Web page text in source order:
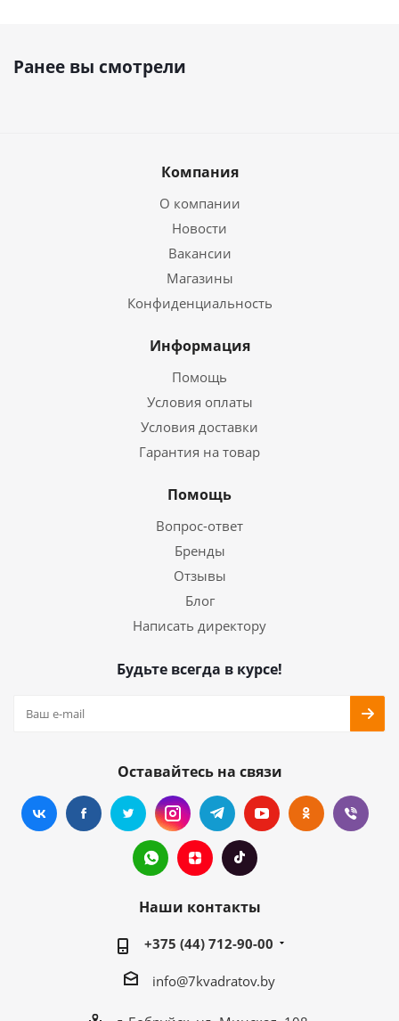
Ранее вы смотрели
Компания
О компании
Новости
Вакансии
Магазины
Конфиденциальность
Информация
Помощь
Условия оплаты
Условия доставки
Гарантия на товар
Помощь
Вопрос-ответ
Бренды
Отзывы
Блог
Написать директору
Будьте всегда в курсе!
Оставайтесь на связи
Наши контакты
+375 (44) 712-90-00
info@7kvadratov.by